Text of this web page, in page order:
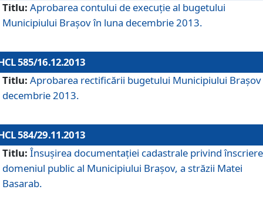
Titlu: Aprobarea contului de execuţie al bugetului
Municipiului Braşov în luna decembrie 2013.
585/16.12.2013
Titlu: Aprobarea rectificării bugetului Municipiului Braşov
decembrie 2013.
584/29.11.2013
Titlu: Însuşirea documentaţiei cadastrale privind
domeniul public al Municipiului Braşov, a străzii Matei
Basarab.